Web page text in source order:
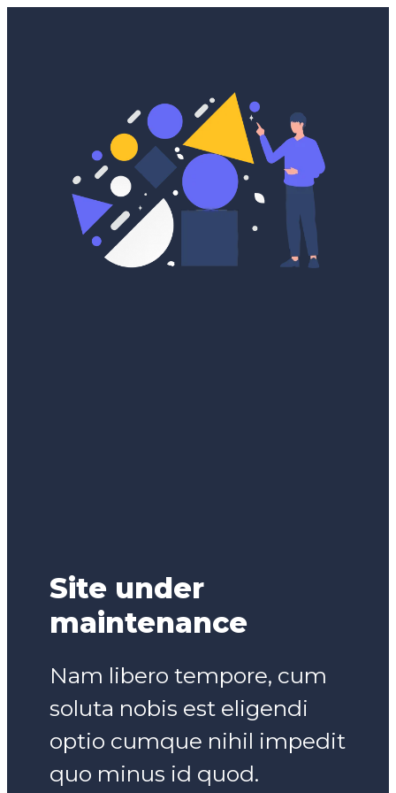
Site under
maintenance
Nam libero tempore, cum
soluta nobis est eligendi
optio cumque nihil impedit
quo minus id quod.